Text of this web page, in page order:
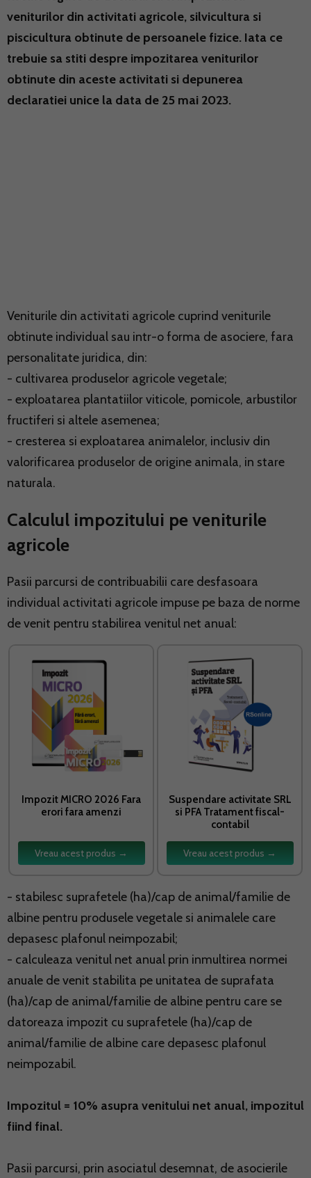
veniturilor din activitati agricole, silvicultura si
piscicultura obtinute de persoanele fizice. Iata ce
trebuie sa stiti despre impozitarea veniturilor
obtinute din aceste activitati si depunerea
declaratiei unice la data de 25 mai 2023.
Veniturile din activitati agricole cuprind veniturile
obtinute individual sau intr-o forma de asociere, fara
personalitate juridica, din:
- cultivarea produselor agricole vegetale;
- exploatarea plantatiilor viticole, pomicole, arbustilor
fructiferi si altele asemenea;
- cresterea si exploatarea animalelor, inclusiv din
valorificarea produselor de origine animala, in stare
naturala.
Calculul impozitului pe veniturile
agricole
Pasii parcursi de contribuabilii care desfasoara
individual activitati agricole impuse pe baza de norme
de venit pentru stabilirea venitul net anual:
Impozit MICRO 2026 Fara
erori fara amenzi
Vreau acest produs →
Suspendare activitate SRL
si PFA Tratament fiscal-
contabil
Vreau acest produs →
- stabilesc suprafetele (ha)/cap de animal/familie de
albine pentru produsele vegetale si animalele care
depasesc plafonul neimpozabil;
- calculeaza venitul net anual prin inmultirea normei
anuale de venit stabilita pe unitatea de suprafata
(ha)/cap de animal/familie de albine pentru care se
datoreaza impozit cu suprafetele (ha)/cap de
animal/familie de albine care depasesc plafonul
neimpozabil.
Impozitul = 10% asupra venitului net anual, impozitul
fiind final.
Pasii parcursi, prin asociatul desemnat, de asocierile